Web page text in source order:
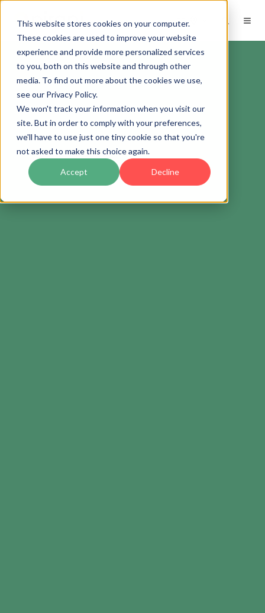
This website stores cookies on your computer.
These cookies are used to improve your website
experience and provide more personalized services
to you, both on this website and through other
media. To find out more about the cookies we use,
see our Privacy Policy.
We won't track your information when you visit our
site. But in order to comply with your preferences,
we'll have to use just one tiny cookie so that you're
not asked to make this choice again.
Accept Decline
ES